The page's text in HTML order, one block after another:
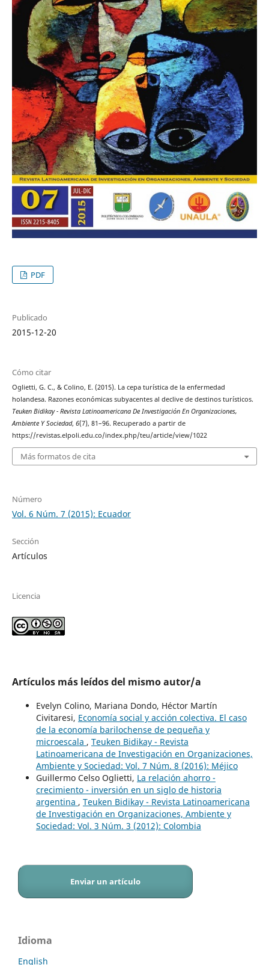
PDF
Publicado
2015-12-20
Cómo citar
Oglietti, G. C., & Colino, E. (2015). La cepa turística de la enfermedad
holandesa. Razones económicas subyacentes al declive de destinos turísticos.
Teuken Bidikay - Revista Latinoamericana De Investigación En Organizaciones,
Ambiente Y Sociedad, 6(7), 81–96. Recuperado a partir de
https://revistas.elpoli.edu.co/index.php/teu/article/view/1022
Más formatos de cita
Número
Vol. 6 Núm. 7 (2015): Ecuador
Sección
Artículos
Licencia
Artículos más leídos del mismo autor/a
Evelyn Colino, Mariana Dondo, Héctor Martín
Civitaresi, Economía social y acción colectiva. El caso
de la economía barilochense de pequeña y
microescala , Teuken Bidikay - Revista
Latinoamericana de Investigación en Organizaciones,
Ambiente y Sociedad: Vol. 7 Núm. 8 (2016): Méjico
Guillermo Celso Oglietti, La relación ahorro -
crecimiento - inversión en un siglo de historia
argentina , Teuken Bidikay - Revista Latinoamericana
de Investigación en Organizaciones, Ambiente y
Sociedad: Vol. 3 Núm. 3 (2012): Colombia
Enviar un artículo
Idioma
English